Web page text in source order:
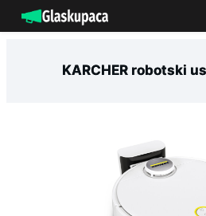
na
KARCHER robotski